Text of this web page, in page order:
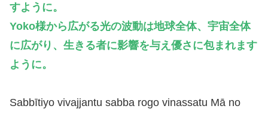
すように。
Yoko様から広がる光の波動は地球全体、宇宙全体
に広がり、生きる者に影響を与え優さに包まれます
ように。
Sabbītiyo vivajjantu sabba rogo vinassatu Mā no